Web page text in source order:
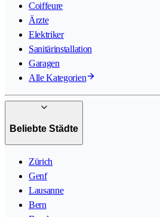
Coiffeure
Ärzte
Elektriker
Sanitärinstallation
Garagen
Alle Kategorien
Beliebte Städte
Zürich
Genf
Lausanne
Bern